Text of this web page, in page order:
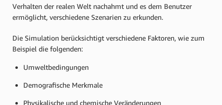
Verhalten der realen Welt nachahmt und es dem Benutzer
ermöglicht, verschiedene Szenarien zu erkunden.
Die Simulation berücksichtigt verschiedene Faktoren, wie zum
Beispiel die folgenden:
Umweltbedingungen
Demografische Merkmale
Physikalische und chemische Veränderungen